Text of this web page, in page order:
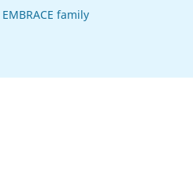
EMBRACE family